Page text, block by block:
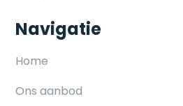
Navigatie
Home
Ons aanbod